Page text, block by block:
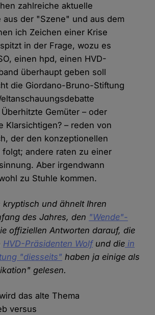
zahlreiche aktuelle
aus der "Szene" und aus dem
ich Zeichen einer Krise
in der Frage, wozu es
einen hpd, einen HVD-
überhaupt geben soll
die Giordano-Bruno-Stiftung
Gemüter – oder
Klarsichtigen? – reden von
der den konzeptionellen
folgt; andere raten zu einer
Aber irgendwann
zu Stuhle kommen.
und ähnelt Ihren
des Jahres, den "Wende"-
offiziellen Antworten darauf, die
HVD-Präsidenten Wolfund die in
"diesseits" haben ja einige als
gelesen.
das alte Thema
versus